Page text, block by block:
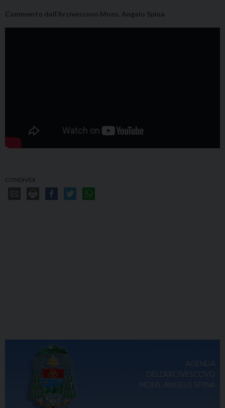
Commento dell’Arcivescovo Mons. Angelo Spina
CONDIVIDI
AGENDA
DELL'ARCIVESCOVO
MONS. ANGELO SPINA